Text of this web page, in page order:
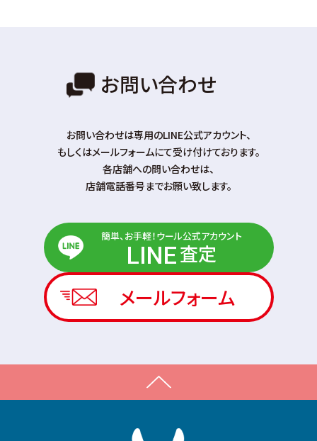
お問い合わせ
お問い合わせは専⽤のLINE公式アカウント、
もしくはメールフォームにて受け付けております。
各店舗への問い合わせは、
店舗電話番号までお願い致します。
簡単、お手軽！ウール公式アカウント
LINE査定
メールフォーム